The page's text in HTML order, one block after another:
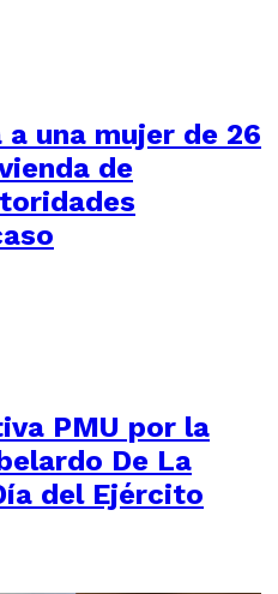
a una mujer de 26
de
PMU por la
De La
del Ejército